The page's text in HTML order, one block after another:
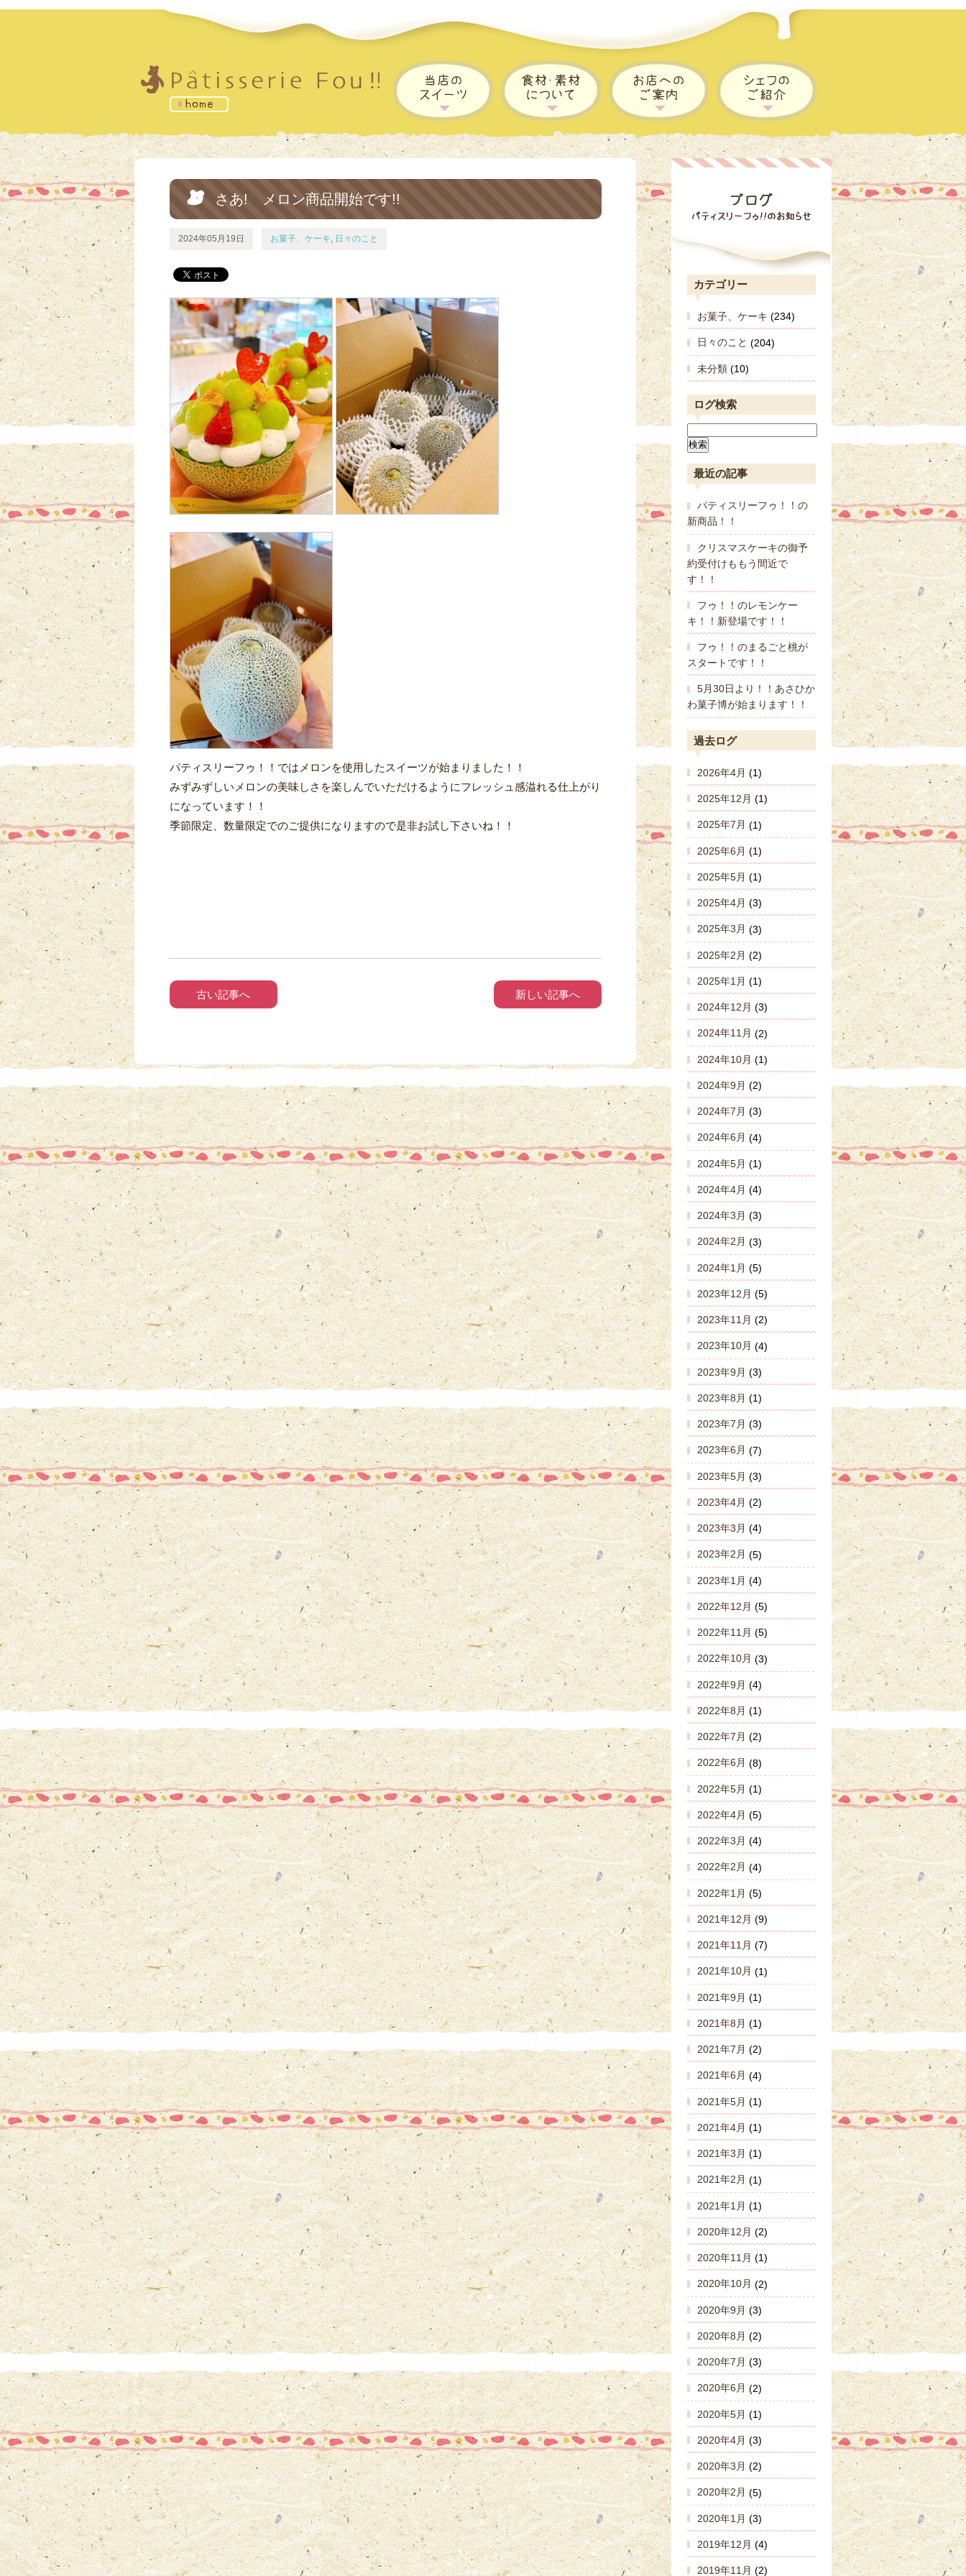
さあ! メロン商品開始です!!
2024年05月19日 お菓子、ケーキ, 日々のこと
パティスリーフゥ！！ではメロンを使用したスイーツが始まりました！！
みずみずしいメロンの美味しさを楽しんでいただけるようにフレッシュ感溢れる仕上がり
になっています！！
季節限定、数量限定でのご提供になりますので是非お試し下さいね！！
古い記事へ 新しい記事へ
カテゴリー
お菓子、ケーキ (234)
日々のこと (204)
未分類 (10)
ログ検索
最近の記事
パティスリーフゥ！！の
新商品！！
クリスマスケーキの御予
約受付けももう間近で
す！！
フゥ！！のレモンケー
キ！！新登場です！！
フゥ！！のまるごと桃が
スタートです！！
5月30日より！！あさひか
わ菓子博が始まります！！
過去ログ
2026年4月 (1)
2025年12月 (1)
2025年7月 (1)
2025年6月 (1)
2025年5月 (1)
2025年4月 (3)
2025年3月 (3)
2025年2月 (2)
2025年1月 (1)
2024年12月 (3)
2024年11月 (2)
2024年10月 (1)
2024年9月 (2)
2024年7月 (3)
2024年6月 (4)
2024年5月 (1)
2024年4月 (4)
2024年3月 (3)
2024年2月 (3)
2024年1月 (5)
2023年12月 (5)
2023年11月 (2)
2023年10月 (4)
2023年9月 (3)
2023年8月 (1)
2023年7月 (3)
2023年6月 (7)
2023年5月 (3)
2023年4月 (2)
2023年3月 (4)
2023年2月 (5)
2023年1月 (4)
2022年12月 (5)
2022年11月 (5)
2022年10月 (3)
2022年9月 (4)
2022年8月 (1)
2022年7月 (2)
2022年6月 (8)
2022年5月 (1)
2022年4月 (5)
2022年3月 (4)
2022年2月 (4)
2022年1月 (5)
2021年12月 (9)
2021年11月 (7)
2021年10月 (1)
2021年9月 (1)
2021年8月 (1)
2021年7月 (2)
2021年6月 (4)
2021年5月 (1)
2021年4月 (1)
2021年3月 (1)
2021年2月 (1)
2021年1月 (1)
2020年12月 (2)
2020年11月 (1)
2020年10月 (2)
2020年9月 (3)
2020年8月 (2)
2020年7月 (3)
2020年6月 (2)
2020年5月 (1)
2020年4月 (3)
2020年3月 (2)
2020年2月 (5)
2020年1月 (3)
2019年12月 (4)
2019年11月 (2)